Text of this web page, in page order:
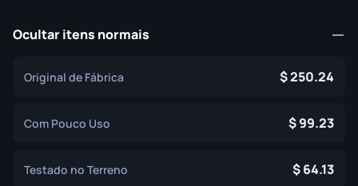
Ocultar itens normais
Original de Fábrica 250.24
Com Pouco Uso 99.23
Testado no Terreno 64.13